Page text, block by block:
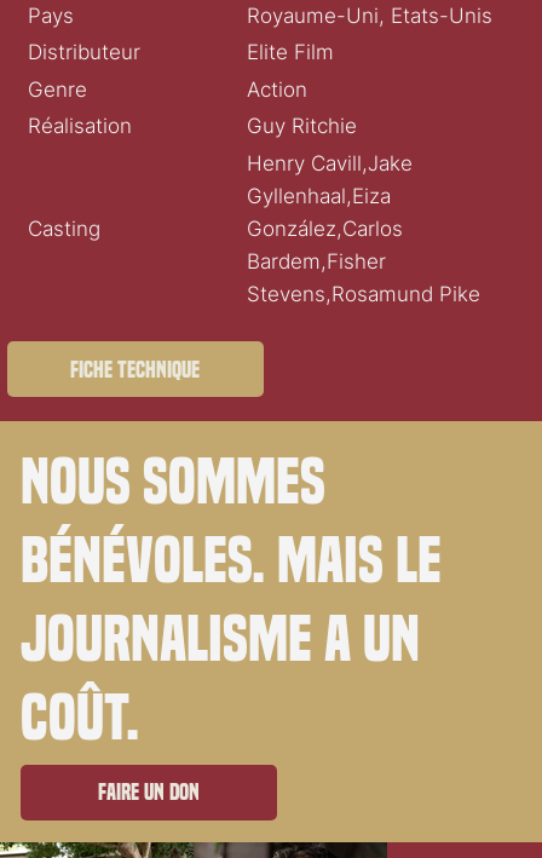
Pays
Royaume-Uni, Etats-Unis
Distributeur
Elite Film
Genre
Action
Réalisation
Guy Ritchie
Casting
Henry Cavill,Jake
Gyllenhaal,Eiza
González,Carlos
Bardem,Fisher
Stevens,Rosamund Pike
Fiche technique
Nous sommes
bénévoles. Mais le
journalisme a un
coût.
Faire un don